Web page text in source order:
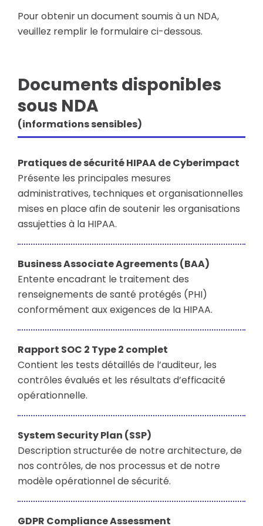
Pour obtenir un document soumis à un NDA,
veuillez remplir le formulaire ci-dessous.
Documents disponibles
sous NDA
(informations sensibles)
Pratiques de sécurité HIPAA de Cyberimpact
Présente les principales mesures
administratives, techniques et organisationnelles
mises en place afin de soutenir les organisations
assujetties à la HIPAA.
Business Associate Agreements (BAA)
Entente encadrant le traitement des
renseignements de santé protégés (PHI)
conformément aux exigences de la HIPAA.
Rapport SOC 2 Type 2 complet
Contient les tests détaillés de l’auditeur, les
contrôles évalués et les résultats d’efficacité
opérationnelle.
System Security Plan (SSP)
Description structurée de notre architecture, de
nos contrôles, de nos processus et de notre
modèle opérationnel de sécurité.
GDPR Compliance Assessment